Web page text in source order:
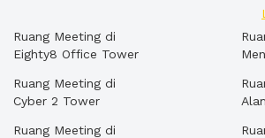
Ruang Meeting di
Eighty8 Office Tower
Ruang Meeting di
Cyber 2 Tower
Ruang Meeting di